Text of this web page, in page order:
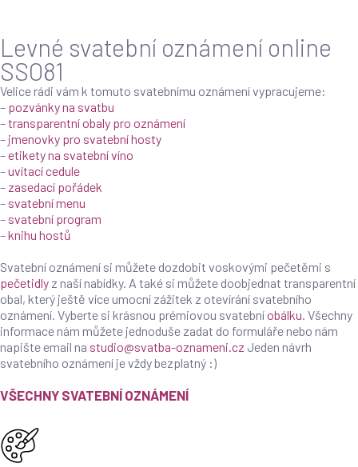
Levné svatební oznámení online
SSO81
Velice rádi vám k tomuto svatebnímu oznámení vypracujeme:
– pozvánky na svatbu
–transparentní obaly pro oznámení
– jmenovky pro svatební hosty
–etikety na svatební víno
–uvítací cedule
– zasedací pořádek
– svatební menu
– svatební program
–knihu hostů
Svatební oznámení si můžete dozdobit voskovými pečetěmi s
pečetidly z naší nabídky. A také si můžete doobjednat transparentní
obal, který ještě více umocní zážitek z otevírání svatebního
oznámení. Vyberte si krásnou prémiovou svatebníobálku. Všechny
informace nám můžete jednoduše zadat do formuláře nebo nám
napište email na studio@svatba-oznameni.cz Jeden návrh
svatebního oznámení je vždy bezplatný :)
VŠECHNY SVATEBNÍ OZNÁMENÍ